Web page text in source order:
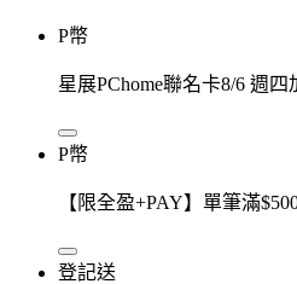
P幣
星展PChome聯名卡8/6 週
P幣
【限全盈+PAY】單筆滿
登記送